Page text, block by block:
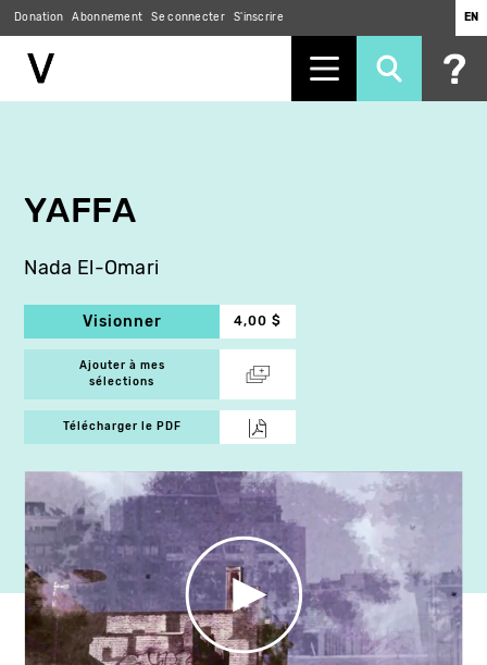
Donation Abonnement Se connecter S'inscrire EN
YAFFA
Nada El-Omari
Visionner 4,00 $
Ajouter à mes
sélections
Télécharger le PDF